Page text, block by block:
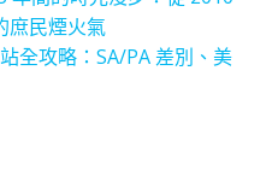
庶民煙火氣
全攻略：SA/PA 差別、美